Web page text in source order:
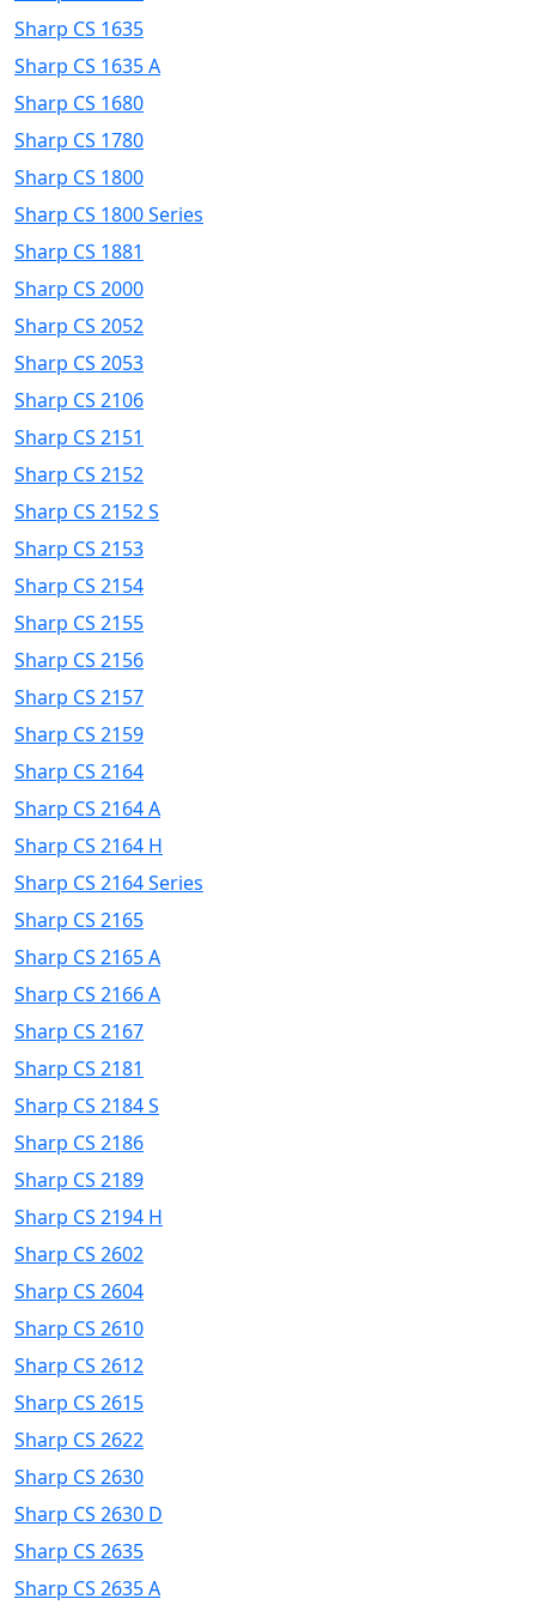
Sharp CS 1635
Sharp CS 1635 A
Sharp CS 1680
Sharp CS 1780
Sharp CS 1800
Sharp CS 1800 Series
Sharp CS 1881
Sharp CS 2000
Sharp CS 2052
Sharp CS 2053
Sharp CS 2106
Sharp CS 2151
Sharp CS 2152
Sharp CS 2152 S
Sharp CS 2153
Sharp CS 2154
Sharp CS 2155
Sharp CS 2156
Sharp CS 2157
Sharp CS 2159
Sharp CS 2164
Sharp CS 2164 A
Sharp CS 2164 H
Sharp CS 2164 Series
Sharp CS 2165
Sharp CS 2165 A
Sharp CS 2166 A
Sharp CS 2167
Sharp CS 2181
Sharp CS 2184 S
Sharp CS 2186
Sharp CS 2189
Sharp CS 2194 H
Sharp CS 2602
Sharp CS 2604
Sharp CS 2610
Sharp CS 2612
Sharp CS 2615
Sharp CS 2622
Sharp CS 2630
Sharp CS 2630 D
Sharp CS 2635
Sharp CS 2635 A